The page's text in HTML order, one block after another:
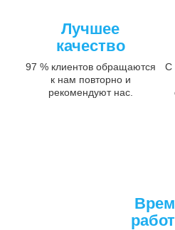
Лучшее
качество
97 % клиентов обращаются
к нам повторно и
рекомендуют нас.
С